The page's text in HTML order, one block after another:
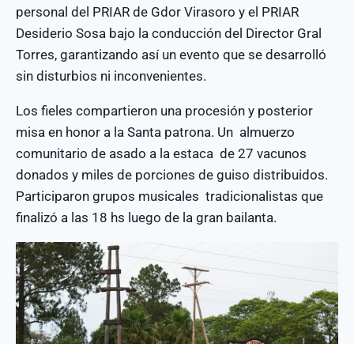
personal del PRIAR de Gdor Virasoro y el PRIAR
Desiderio Sosa bajo la conducción del Director Gral
Torres, garantizando así un evento que se desarrolló
sin disturbios ni inconvenientes.
Los fieles compartieron una procesión y posterior
misa en honor a la Santa patrona. Un almuerzo
comunitario de asado a la estaca de 27 vacunos
donados y miles de porciones de guiso distribuidos.
Participaron grupos musicales tradicionalistas que
finalizó a las 18 hs luego de la gran bailanta.